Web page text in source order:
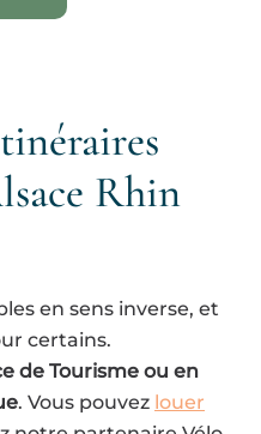
Rhin
en sens inverse, et
certains.
de Tourisme ou en
. Vous pouvez louer